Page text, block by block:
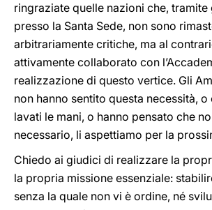
ringraziate quelle nazioni che,
presso la Santa Sede, non sono
arbitrariamente critiche, ma al
attivamente collaborato con
realizzazione di questo vertice. Gli
non hanno sentito questa necessità, o
lavati le mani, o hanno pensato che
necessario, li aspettiamo per la
Chiedo ai giudici di realizzare la
la propria missione essenziale:
senza la quale non vi è ordine, né